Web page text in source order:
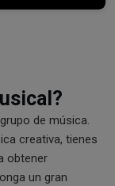
de música.
creativa, tienes
obtener
un gran